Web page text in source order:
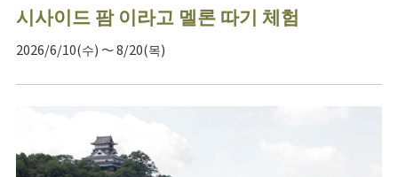
시사이드 팜 이라고 멜론 따기 체험
2026/6/10(수) ～ 8/20(목)